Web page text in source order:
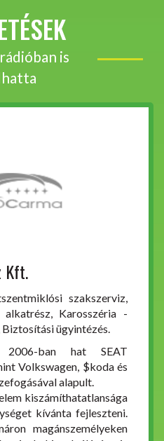
is
Kft.
szakszerviz,
Karosszéria -
Biztosítási ügyintézés.
ban hat SEAT
Volkswagen, $koda és
alapult.
kiszámíthatatlansága
kívánta fejleszteni.
magánszemélyeken